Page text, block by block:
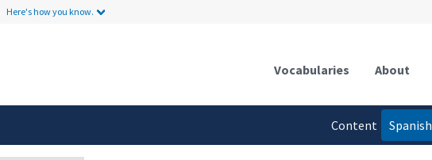
Here's how you know.
Vocabularies About
Content
Spanish